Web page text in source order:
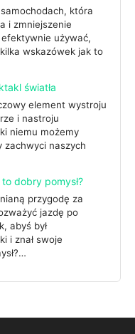
która
i zmniejszenie
używać,
wskazówek jak to
światła
element wystroju
i nastroju
niemu możemy
zachwyci naszych
dobry pomysł?
przygodę za
jazdę po
abyś był
i znał swoje